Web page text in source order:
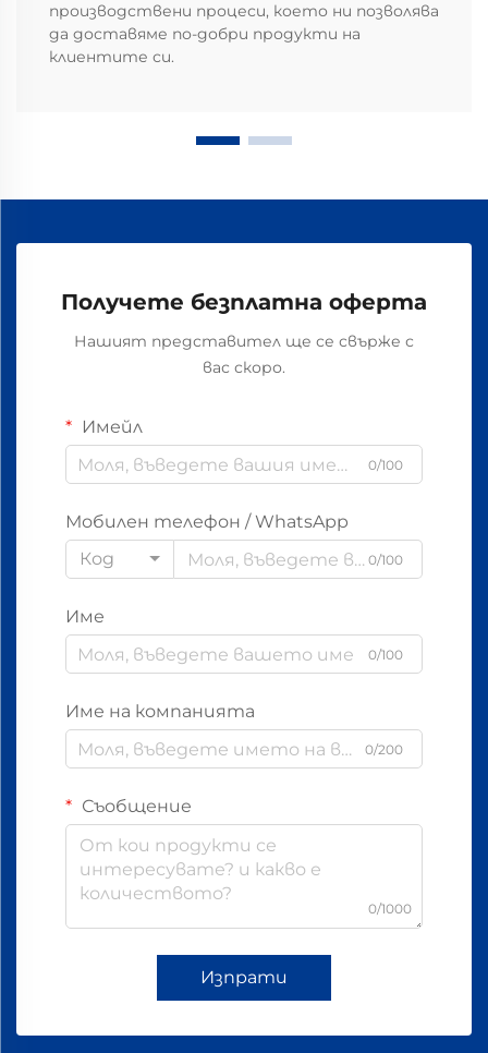
производствени процеси, което ни позволява
да доставяме по-добри продукти на
клиентите си.
Получете безплатна оферта
Нашият представител ще се свърже с
вас скоро.
Имейл
0/100
Мобилен телефон / WhatsApp
Код
0/100
Име
0/100
Име на компанията
0/200
Съобщение
0/1000
Изпрати